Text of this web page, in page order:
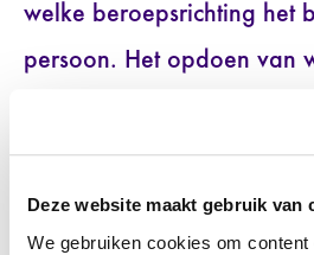
Deze website maakt gebruik van
We gebruiken cookies om
welke beroepsrichting het
persoon. Het opdoen van
zelfvertrouwen,
verdere stappen zal
aanleiding daarvan maken
trajectplan met de daarin